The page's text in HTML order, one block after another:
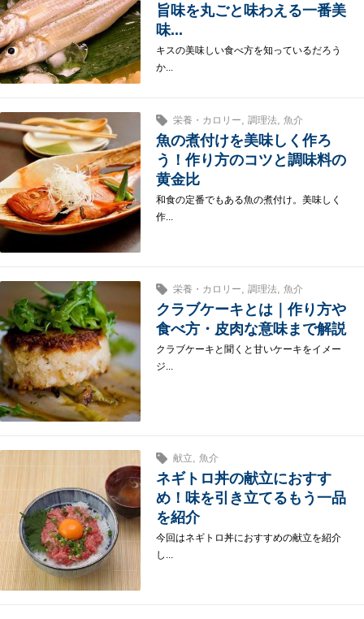
旨味を丸ごと味わえる一番美
味...
キスの美味しい食べ方を知っているだろう
か...
栄養・カロリー 調理法, 魚介
魚の煮付けを美味しく作ろ
う！作り方のコツと調味料の
黄金比
和食の定番でもある魚の煮付け。美味しく
作...
栄養・カロリー 調理法, 魚介
クラブケーキとは｜作り方や
食べ方・皮肉な意味まで解説
クラブケーキと聞くと甘いケーキをイメー
ジ...
献立 魚介
ネギトロ丼の献立におすす
め！味を引き立てるもう一品
を紹介
今回はネギトロ丼におすすめの献立を紹介
し...